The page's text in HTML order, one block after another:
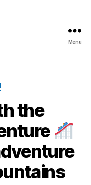
Menü
the